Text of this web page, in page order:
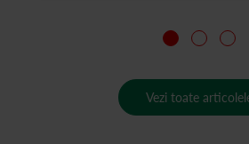
Vezi toate